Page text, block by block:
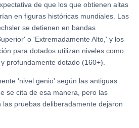
de que los que obtienen altas
en figuras históricas mundiales. Las
se detienen en bandas
o 'Extremadamente Alto,' y los
para dotados utilizan niveles como
profundamente dotado (160+).
'nivel genio' según las antiguas
se cita de esa manera, pero las
pruebas deliberadamente dejaron